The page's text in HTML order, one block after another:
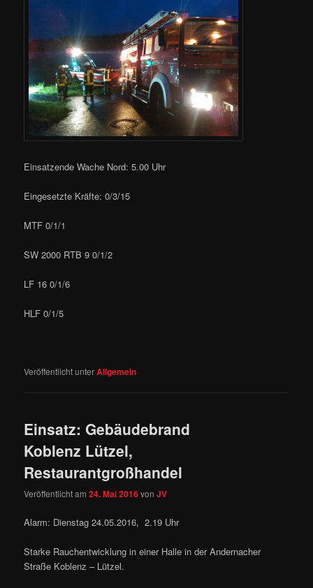
Einsatzende Wache Nord: 5.00 Uhr
Eingesetzte Kräfte: 0/3/15
MTF 0/1/1
SW 2000 RTB 9 0/1/2
LF 16 0/1/6
HLF 0/1/5
Veröffentlicht unterAllgemein
Einsatz: Gebäudebrand
Koblenz Lützel,
Restaurantgroßhandel
Veröffentlicht am24. Mai 2016vonJV
Alarm: Dienstag 24.05.2016, 2.19 Uhr
Starke Rauchentwicklung in einer Halle in der Andernacher
Straße Koblenz – Lützel.